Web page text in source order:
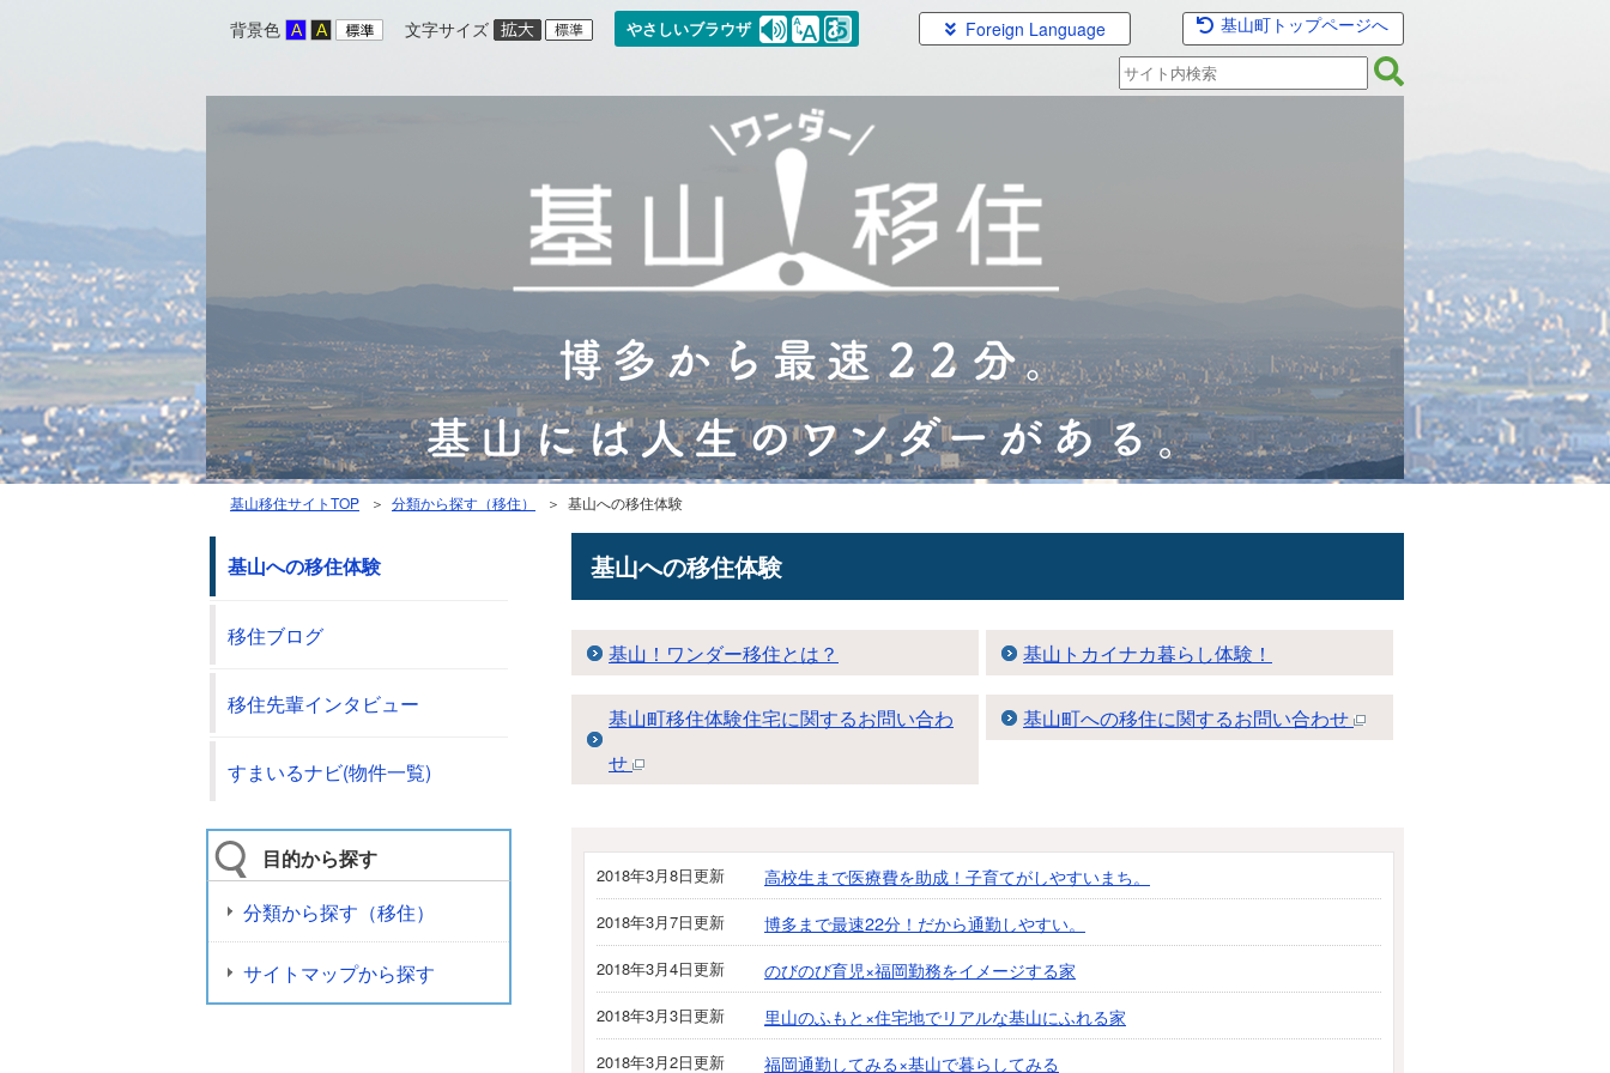
背景色 文字サイズ やさしいブラウザ Foreign Language 基山町トップページへ
基山移住サイトTOP ＞ 分類から探す（移住） ＞ 基山への移住体験
基山への移住体験
基山！ワンダー移住とは？ 基山トカイナカ暮らし体験！
基山町移住体験住宅に関するお問い合わ
せ
基山町への移住に関するお問い合わせ
2018年3月8日更新 高校生まで医療費を助成！子育てがしやすいまち。
2018年3月7日更新 博多まで最速22分！だから通勤しやすい。
2018年3月4日更新 のびのび育児×福岡勤務をイメージする家
2018年3月3日更新 里山のふもと×住宅地でリアルな基山にふれる家
2018年3月2日更新 福岡通勤してみる×基山で暮らしてみる
基山への移住体験
移住ブログ
移住先輩インタビュー
すまいるナビ(物件一覧)
目的から探す
分類から探す（移住）
サイトマップから探す